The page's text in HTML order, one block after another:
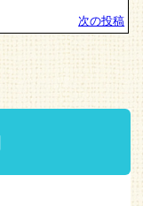
次の投稿